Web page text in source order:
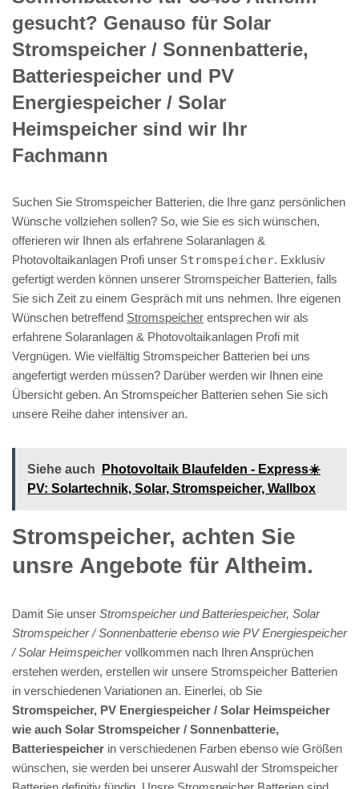
gesucht? Genauso für Solar
Stromspeicher / Sonnenbatterie,
Batteriespeicher und PV
Energiespeicher / Solar
Heimspeicher sind wir Ihr
Fachmann
Suchen Sie Stromspeicher Batterien, die Ihre ganz persönlichen
Wünsche vollziehen sollen? So, wie Sie es sich wünschen,
offerieren wir Ihnen als erfahrene Solaranlagen &
Photovoltaikanlagen Profi unser Stromspeicher. Exklusiv
gefertigt werden können unserer Stromspeicher Batterien, falls
Sie sich Zeit zu einem Gespräch mit uns nehmen. Ihre eigenen
Wünschen betreffend Stromspeicher entsprechen wir als
erfahrene Solaranlagen & Photovoltaikanlagen Profi mit
Vergnügen. Wie vielfältig Stromspeicher Batterien bei uns
angefertigt werden müssen? Darüber werden wir Ihnen eine
Übersicht geben. An Stromspeicher Batterien sehen Sie sich
unsere Reihe daher intensiver an.
Siehe auch
Photovoltaik Blaufelden - Express☀️
PV️: Solartechnik, Solar, Stromspeicher, Wallbox
Stromspeicher, achten Sie
unsre Angebote für Altheim.
Damit Sie unser Stromspeicher und Batteriespeicher, Solar
Stromspeicher / Sonnenbatterie ebenso wie PV Energiespeicher
/ Solar Heimspeichervollkommen nach Ihren Ansprüchen
erstehen werden, erstellen wir unsere Stromspeicher Batterien
in verschiedenen Variationen an. Einerlei, ob Sie
Stromspeicher, PV Energiespeicher / Solar Heimspeicher
wie auch Solar Stromspeicher / Sonnenbatterie,
Batteriespeicher in verschiedenen Farben ebenso wie Größen
wünschen, sie werden bei unserer Auswahl der Stromspeicher